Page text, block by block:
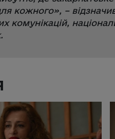
кожного», –
комунікацій,